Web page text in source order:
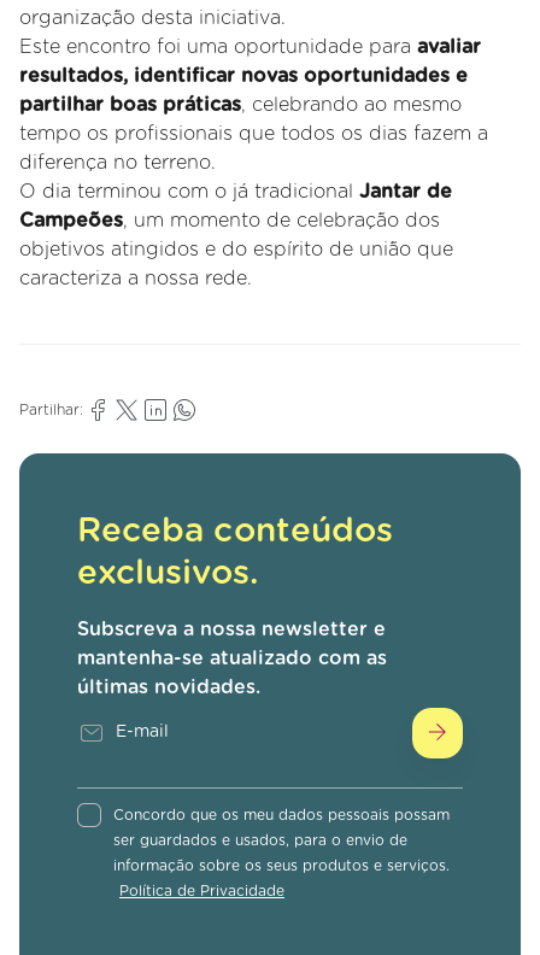
organização desta iniciativa.
Este encontro foi uma oportunidade para avaliar
resultados, identificar novas oportunidades e
partilhar boas práticas, celebrando ao mesmo
tempo os profissionais que todos os dias fazem a
diferença no terreno.
O dia terminou com o já tradicional Jantar de
Campeões, um momento de celebração dos
objetivos atingidos e do espírito de união que
caracteriza a nossa rede.
Partilhar:
Receba conteúdos
exclusivos.
Subscreva a nossa newsletter e
mantenha-se atualizado com as
últimas novidades.
Concordo que os meu dados pessoais possam
ser guardados e usados, para o envio de
informação sobre os seus produtos e serviços.
Política de Privacidade